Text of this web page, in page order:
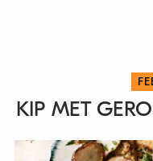
KIP MET